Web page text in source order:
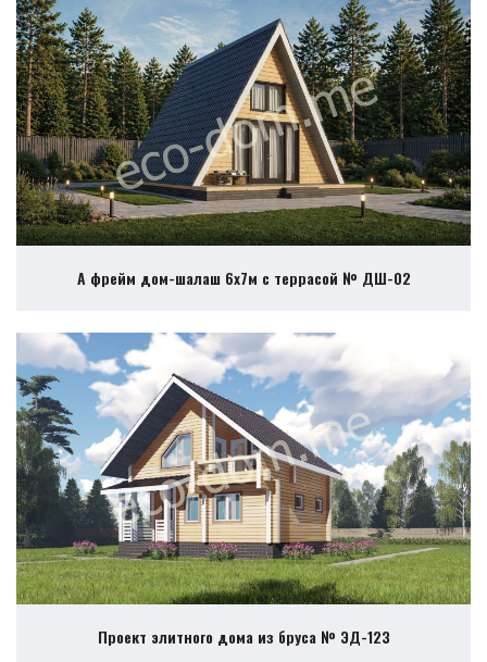
А фрейм дом-шалаш 6х7м с террасой № ДШ-02
Проект элитного дома из бруса № ЭД-123